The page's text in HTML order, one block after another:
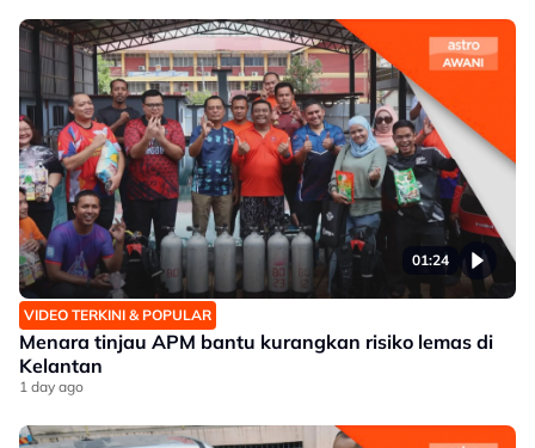
01:24
VIDEO TERKINI & POPULAR
Menara tinjau APM bantu kurangkan risiko lemas di
Kelantan
1 day ago